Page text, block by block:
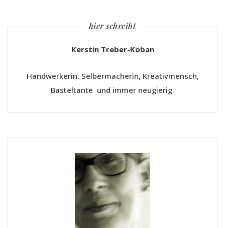
hier schreibt
Kerstin Treber-Koban
Handwerkerin, Selbermacherin, Kreativmensch,
Basteltante und immer neugierig.